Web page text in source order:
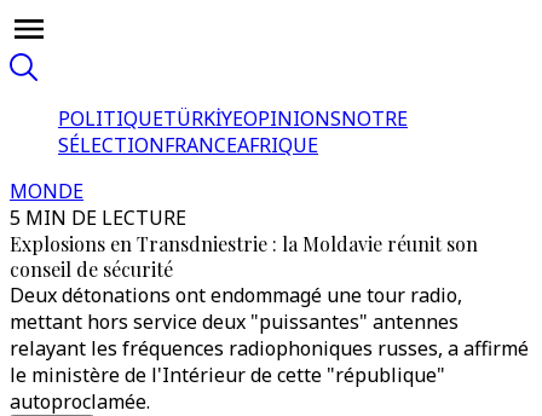
POLITIQUETÜRKİYEOPINIONSNOTRE
SÉLECTIONFRANCEAFRIQUE
MONDE
5 MIN DE LECTURE
Explosions en Transdniestrie : la Moldavie réunit son
conseil de sécurité
Deux détonations ont endommagé une tour radio,
mettant hors service deux "puissantes" antennes
relayant les fréquences radiophoniques russes, a affirmé
le ministère de l'Intérieur de cette "république"
autoproclamée.